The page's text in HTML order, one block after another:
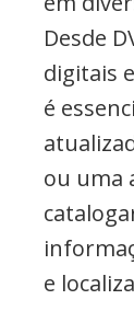
Desde
digitais
é
ou uma
e